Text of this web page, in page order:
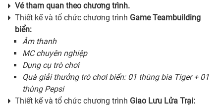
Vé tham quan theo chương trình.
Thiết kế và tổ chức chương trình Game Teambuilding
biển:
Âm thanh
MC chuyên nghiệp
Dụng cụ trò chơi
Quà giải thưởng trò chơi biển: 01 thùng bia Tiger + 01
thùng Pepsi
Thiết kế và tổ chức chương trình Giao Lưu Lửa Trại: